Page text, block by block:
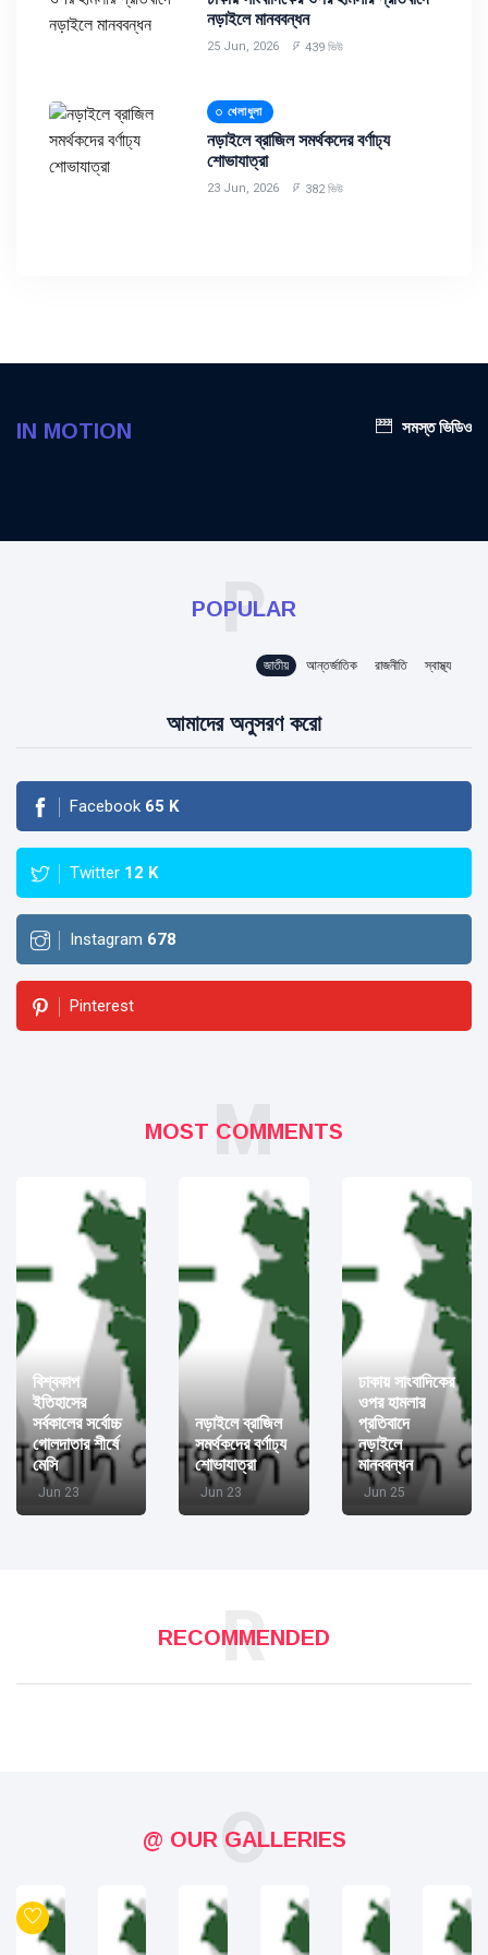
নড়াইলে মানববন্ধন
25 Jun, 2026 439 ভিউ
খেলাধুলা
নড়াইলে ব্রাজিল সমর্থকদের বর্ণাঢ্য
শোভাযাত্রা
23 Jun, 2026 382 ভিউ
IN MOTION সমস্ত ভিডিও
POPULAR
P
জাতীয় আন্তর্জাতিক রাজনীতি স্বাস্থ্য
আমাদের অনুসরণ করো
Facebook 65 K
Twitter 12 K
Instagram 678
Pinterest
MOST COMMENTS
M
বিশ্বকাপ
ইতিহাসের
সর্বকালের সর্বোচ্চ
গোলদাতার শীর্ষে
মেসি
Jun 23
নড়াইলে ব্রাজিল
সমর্থকদের বর্ণাঢ্য
শোভাযাত্রা
Jun 23
ঢাকায় সাংবাদিকের
ওপর হামলার
প্রতিবাদে
নড়াইলে
মানববন্ধন
Jun 25
RECOMMENDED
R
@ OUR GALLERIES
O